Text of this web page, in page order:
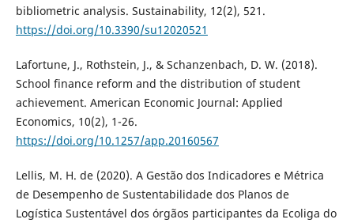
bibliometric analysis. Sustainability, 12(2), 521.
https://doi.org/10.3390/su12020521
Lafortune, J., Rothstein, J., & Schanzenbach, D. W. (2018).
School finance reform and the distribution of student
achievement. American Economic Journal: Applied
Economics, 10(2), 1-26.
https://doi.org/10.1257/app.20160567
Lellis, M. H. de (2020). A Gestão dos Indicadores e Métrica
de Desempenho de Sustentabilidade dos Planos de
Logística Sustentável dos órgãos participantes da Ecoliga do